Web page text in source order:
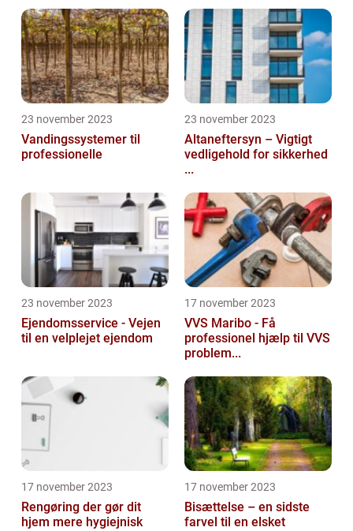
23 november 2023
Vandingssystemer til
professionelle
23 november 2023
Altaneftersyn – Vigtigt
vedligehold for sikkerhed
...
23 november 2023
Ejendomsservice - Vejen
til en velplejet ejendom
17 november 2023
VVS Maribo - Få
professionel hjælp til VVS
problem...
17 november 2023
Rengøring der gør dit
hjem mere hygiejnisk
17 november 2023
Bisættelse – en sidste
farvel til en elsket